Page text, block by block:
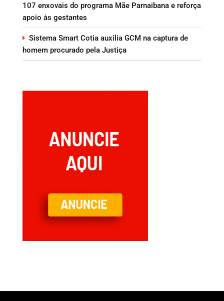
107 enxovais do programa Mãe Parnaibana e reforça
apoio às gestantes
Sistema Smart Cotia auxilia GCM na captura de
homem procurado pela Justiça